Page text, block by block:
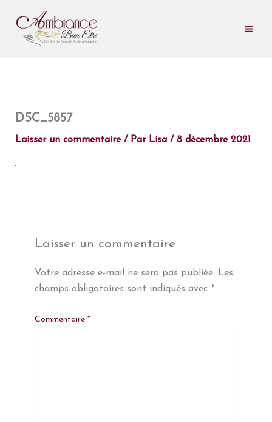
contenu
DSC_5857
Laisser un commentaire / Par Lisa / 8 décembre 2021
Laisser un commentaire
Votre adresse e-mail ne sera pas publiée. Les
champs obligatoires sont indiqués avec *
Commentaire *